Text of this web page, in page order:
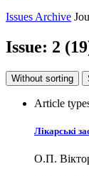
Issues Archive
Issue: 2
Without sorting
Article
Лікарські
О.П.